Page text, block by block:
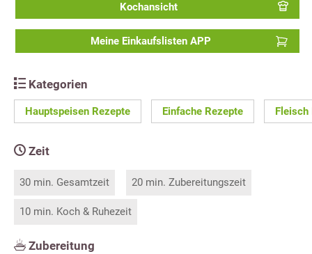
Kochansicht
Meine Einkaufslisten APP
Kategorien
Hauptspeisen Rezepte Einfache Rezepte Fleisch
Zeit
30 min. Gesamtzeit 20 min. Zubereitungszeit
10 min. Koch & Ruhezeit
Zubereitung